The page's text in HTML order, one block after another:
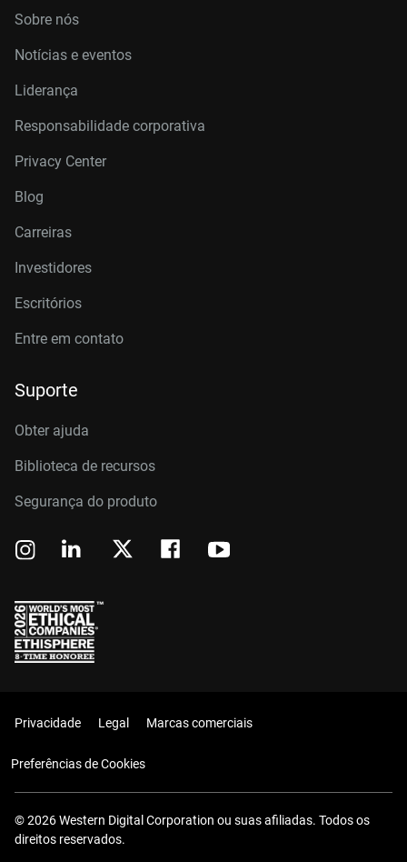
Sobre nós
Notícias e eventos
Liderança
Responsabilidade corporativa
Privacy Center
Blog
Carreiras
Investidores
Escritórios
Entre em contato
Suporte
Obter ajuda
Biblioteca de recursos
Segurança do produto
Privacidade Legal Marcas comerciais
Preferências de Cookies
© 2026 Western Digital Corporation ou suas afiliadas. Todos os
direitos reservados.